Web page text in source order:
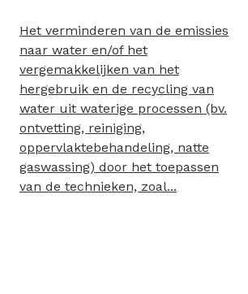
Het verminderen van de emissies
naar water en/of het
vergemakkelijken van het
hergebruik en de recycling van
water uit waterige processen (bv.
ontvetting, reiniging,
oppervlaktebehandeling, natte
gaswassing) door het toepassen
van de technieken, zoal...